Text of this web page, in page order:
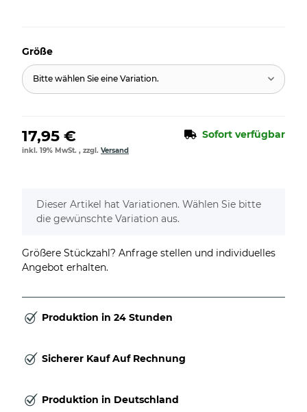
Größe
Bitte wählen Sie eine Variation.
17,95 € Sofort verfügbar
inkl. 19% MwSt. , zzgl. Versand
x
Dieser Artikel hat Variationen. Wählen Sie bitte
die gewünschte Variation aus.
Größere Stückzahl? Anfrage stellen und individuelles
Angebot erhalten.
Produktion in 24 Stunden
Sicherer Kauf Auf Rechnung
Produktion in Deutschland